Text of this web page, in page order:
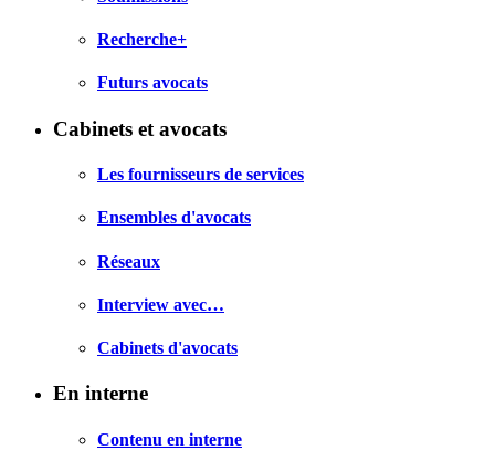
Recherche+
Futurs avocats
Cabinets et avocats
Les fournisseurs de services
Ensembles d'avocats
Réseaux
Interview avec…
Cabinets d'avocats
En interne
Contenu en interne